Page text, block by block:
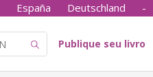
España Deutschland -
Publique seu livro